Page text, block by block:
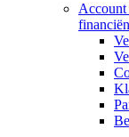
financiën